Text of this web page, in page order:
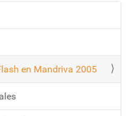
en Mandriva 2005